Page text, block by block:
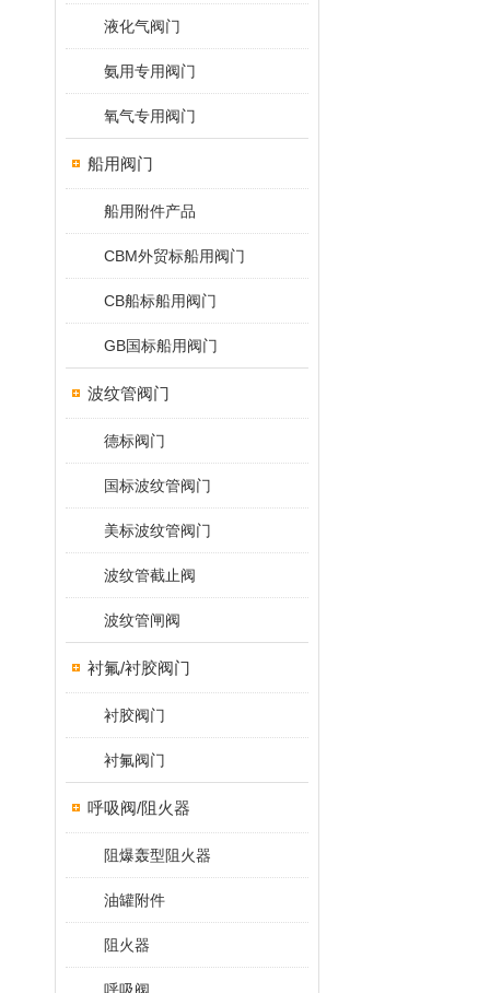
液化气阀门
氨用专用阀门
氧气专用阀门
船用阀门
船用附件产品
CBM外贸标船用阀门
CB船标船用阀门
GB国标船用阀门
波纹管阀门
德标阀门
国标波纹管阀门
美标波纹管阀门
波纹管截止阀
波纹管闸阀
衬氟/衬胶阀门
衬胶阀门
衬氟阀门
呼吸阀/阻火器
阻爆轰型阻火器
油罐附件
阻火器